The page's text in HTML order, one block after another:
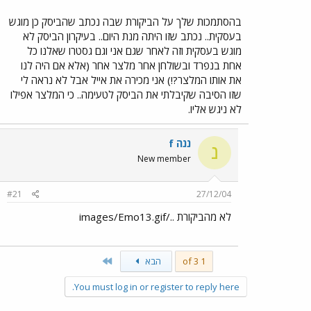
בהסתמכות שלך על הביקורת שבה נכתב שהביסק כן מוגש
בעסקית.. נכתב שזו היתה מנת היום.. בעיקרון הביסק לא
מוגש בעסקית וזה לאחר שגם אני וגם גסטרו שאלנו כל
אחת בנפרד ובשולחן אחר מלצר אחר (אלא אם היה לנו
את אותו המלצר?!) אני מכירה את אייל אבל לא נראה לי
שזו הסיבה שקיבלתי את הביסק לטעימה.. כי המלצר אפילו
לא ניגש אליו.
נ ננה f
New member
27/12/04
#21
לא מהביקורת ../images/Emo13.gif
1 of 3 הבא
You must log in or register to reply here.